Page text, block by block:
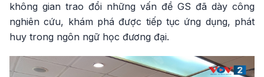
không gian trao đổi những vấn đề GS đã dày công
nghiên cứu, khám phá được tiếp tục ứng dụng, phát
huy trong ngôn ngữ học đương đại.